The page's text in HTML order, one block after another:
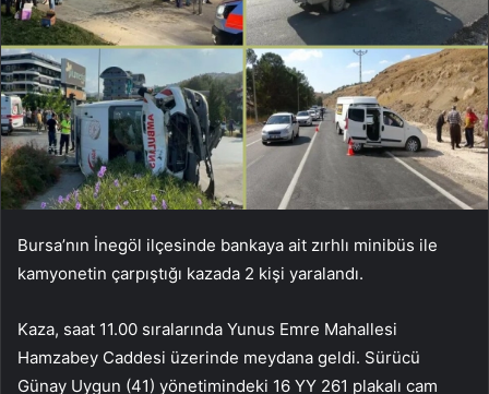
Bursa’nın İnegöl ilçesinde bankaya ait zırhlı minibüs ile
kamyonetin çarpıştığı kazada 2 kişi yaralandı.
Kaza, saat 11.00 sıralarında Yunus Emre Mahallesi
Hamzabey Caddesi üzerinde meydana geldi. Sürücü
Günay Uygun (41) yönetimindeki 16 YY 261 plakalı cam